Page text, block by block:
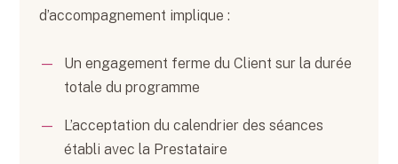
d’accompagnement implique :
Un engagement ferme du Client sur la durée
totale du programme
L’acceptation du calendrier des séances
établi avec la Prestataire